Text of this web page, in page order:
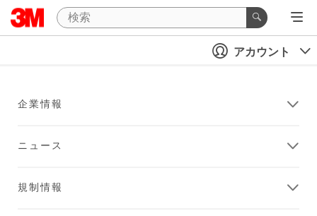
アカウント
企業情報
ニュース
規制情報